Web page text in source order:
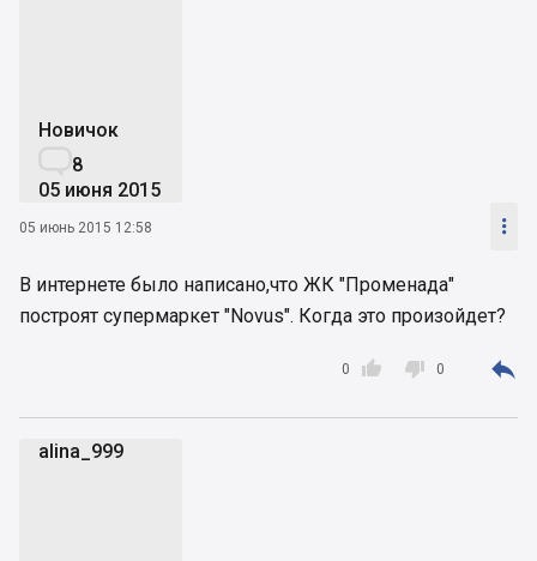
Новичок
8
05 июня 2015
05 июнь 2015 12:58 
В интернете было написано,что ЖК "Променада"
построят супермаркет "Novus". Когда это произойдет?

0  0 
alina_999